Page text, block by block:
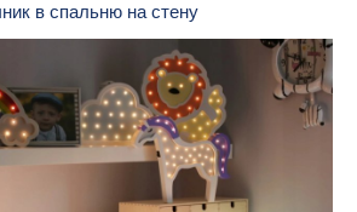
в спальню на стену